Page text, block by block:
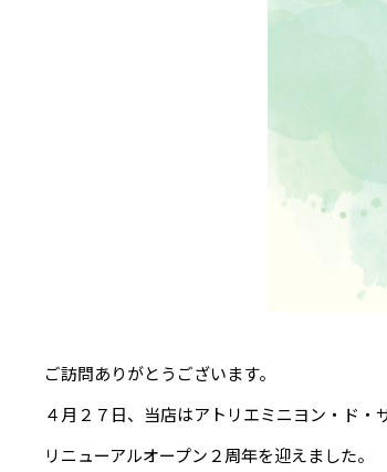
ご訪問ありがとうございます。
４月２７日、当店はアトリエミニヨン・ド・
リニューアルオープン２周年を迎えました。